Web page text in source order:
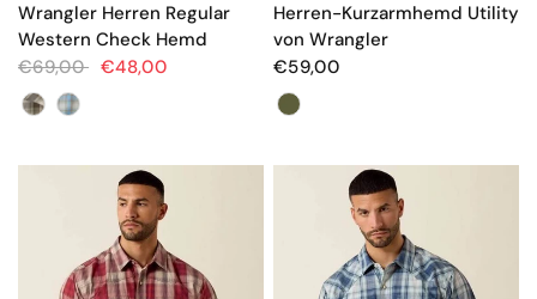
Wrangler Herren Regular
Western Check Hemd
€69,00 €48,00
Farbe
Herren-Kurzarmhemd Utility
von Wrangler
€59,00
Farbe